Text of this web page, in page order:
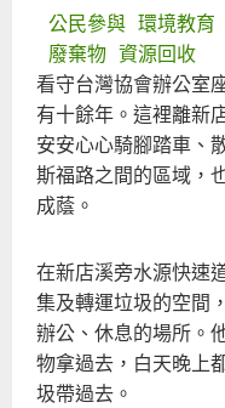
公民參與 環境教育
廢棄物 資源回收
看守台灣協會辦公室
有十餘年。這裡離新
安安心心騎腳踏車、
斯福路之間的區域，
成蔭。
在新店溪旁水源快速
集及轉運垃圾的空間
辦公、休息的場所。
物拿過去，白天晚上
圾帶過去。